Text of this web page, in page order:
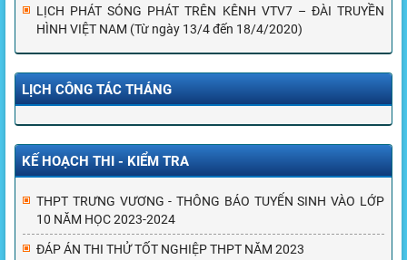
LỊCH PHÁT SÓNG PHÁT TRÊN KÊNH VTV7 – ĐÀI TRUYỀN
HÌNH VIỆT NAM (Từ ngày 13/4 đến 18/4/2020)
LỊCH CÔNG TÁC THÁNG
KẾ HOẠCH THI - KIỂM TRA
THPT TRƯNG VƯƠNG - THÔNG BÁO TUYỂN SINH VÀO LỚP
10 NĂM HỌC 2023-2024
ĐÁP ÁN THI THỬ TỐT NGHIỆP THPT NĂM 2023